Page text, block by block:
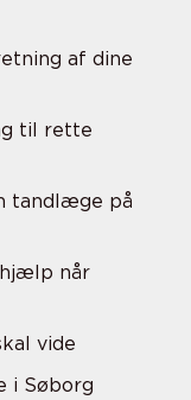
af dine
til rette
tandlæge på
når
vide
i Søborg